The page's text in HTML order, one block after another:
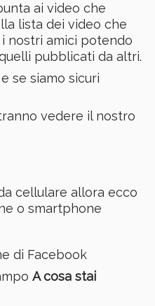
ai video che
lista dei video che
nostri amici potendo
pubblicati da altri.
se siamo sicuri
vedere il nostro
cellulare allora ecco
o smartphone
di Facebook
A cosa stai